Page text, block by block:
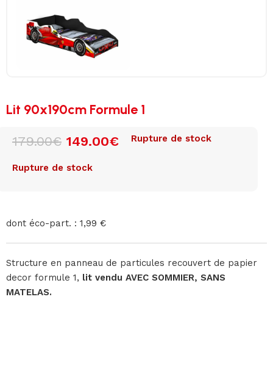
Lit 90x190cm Formule 1
179.00€ 149.00€ Rupture de stock
Rupture de stock
dont éco-part. : 1,99 €
Structure en panneau de particules recouvert de papier
decor formule 1, lit vendu AVEC SOMMIER, SANS
MATELAS.